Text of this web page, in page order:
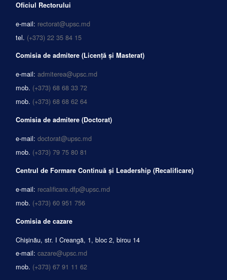
Oficiul Rectorului
e-mail: rectorat@upsc.md
tel. (+373) 22 35 84 15
Comisia de admitere (Licență și Masterat)
e-mail: admiterea@upsc.md
mob. (+373) 68 68 33 72
mob. (+373) 68 68 62 64
Comisia de admitere (Doctorat)
e-mail: doctorat@upsc.md
mob. (+373) 79 75 80 81
Centrul de Formare Continuă și Leadership (Recalificare)
e-mail: recalificare.dfp@upsc.md
mob. (+373) 60 951 756
Comisia de cazare
Chișinău, str. I Creangă, 1, bloc 2, birou 14
e-mail: cazare@upsc.md
mob. (+373) 67 91 11 62